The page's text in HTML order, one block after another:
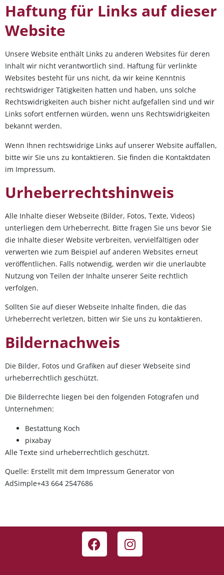
Haftung für Links auf dieser
Website
Unsere Website enthält Links zu anderen Websites für deren
Inhalt wir nicht verantwortlich sind. Haftung für verlinkte
Websites besteht für uns nicht, da wir keine Kenntnis
rechtswidriger Tätigkeiten hatten und haben, uns solche
Rechtswidrigkeiten auch bisher nicht aufgefallen sind und wir
Links sofort entfernen würden, wenn uns Rechtswidrigkeiten
bekannt werden.
Wenn Ihnen rechtswidrige Links auf unserer Website auffallen,
bitte wir Sie uns zu kontaktieren. Sie finden die Kontaktdaten
im Impressum.
Urheberrechtshinweis
Alle Inhalte dieser Webseite (Bilder, Fotos, Texte, Videos)
unterliegen dem Urheberrecht. Bitte fragen Sie uns bevor Sie
die Inhalte dieser Website verbreiten, vervielfältigen oder
verwerten wie zum Beispiel auf anderen Websites erneut
veröffentlichen. Falls notwendig, werden wir die unerlaubte
Nutzung von Teilen der Inhalte unserer Seite rechtlich
verfolgen.
Sollten Sie auf dieser Webseite Inhalte finden, die das
Urheberrecht verletzen, bitten wir Sie uns zu kontaktieren.
Bildernachweis
Die Bilder, Fotos und Grafiken auf dieser Webseite sind
urheberrechtlich geschützt.
Die Bilderrechte liegen bei den folgenden Fotografen und
Unternehmen:
Bestattung Koch
pixabay
Alle Texte sind urheberrechtlich geschützt.
Quelle: Erstellt mit dem Impressum Generator von
AdSimple+43 664 2547686